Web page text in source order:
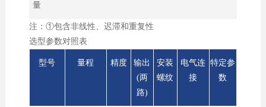
量
注：①包含非线性、迟滞和重复性
选型参数对照表
型号 量程 精度
输出
(两
路)
安装
螺纹
电气连
接
特定参
数